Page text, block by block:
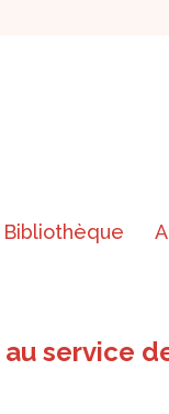
Bibliothèque
service